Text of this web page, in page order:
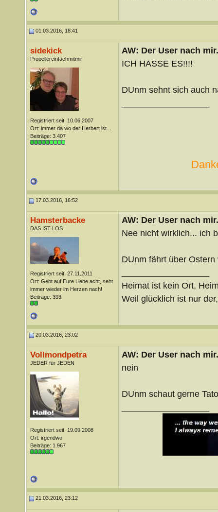
01.03.2016, 18:41
sidekick
Propellereinfachmitmir
Registriert seit: 10.06.2007
Ort: immer da wo der Herbert ist...
Beiträge: 3.407
AW: Der User nach
ICH HASSE ES!!!!
DUnm sehnt sich auch
17.03.2016, 16:52
Hamsterbacke
DAS IST LOS
Registriert seit: 27.11.2011
Ort: Gebt auf Eure Liebe acht, seht
immer wieder im Herzen nach!
Beiträge: 393
AW: Der User nach
Nee nicht wirklich... ich
DUnm fährt über Ostern
Heimat ist kein Ort,
Weil glücklich ist nur
20.03.2016, 23:02
Vollmondpetra
JEDER für JEDEN
Registriert seit: 19.09.2008
Ort: irgendwo
Beiträge: 1.967
AW: Der User nach
nein
DUnm schaut gerne
21.03.2016, 23:12